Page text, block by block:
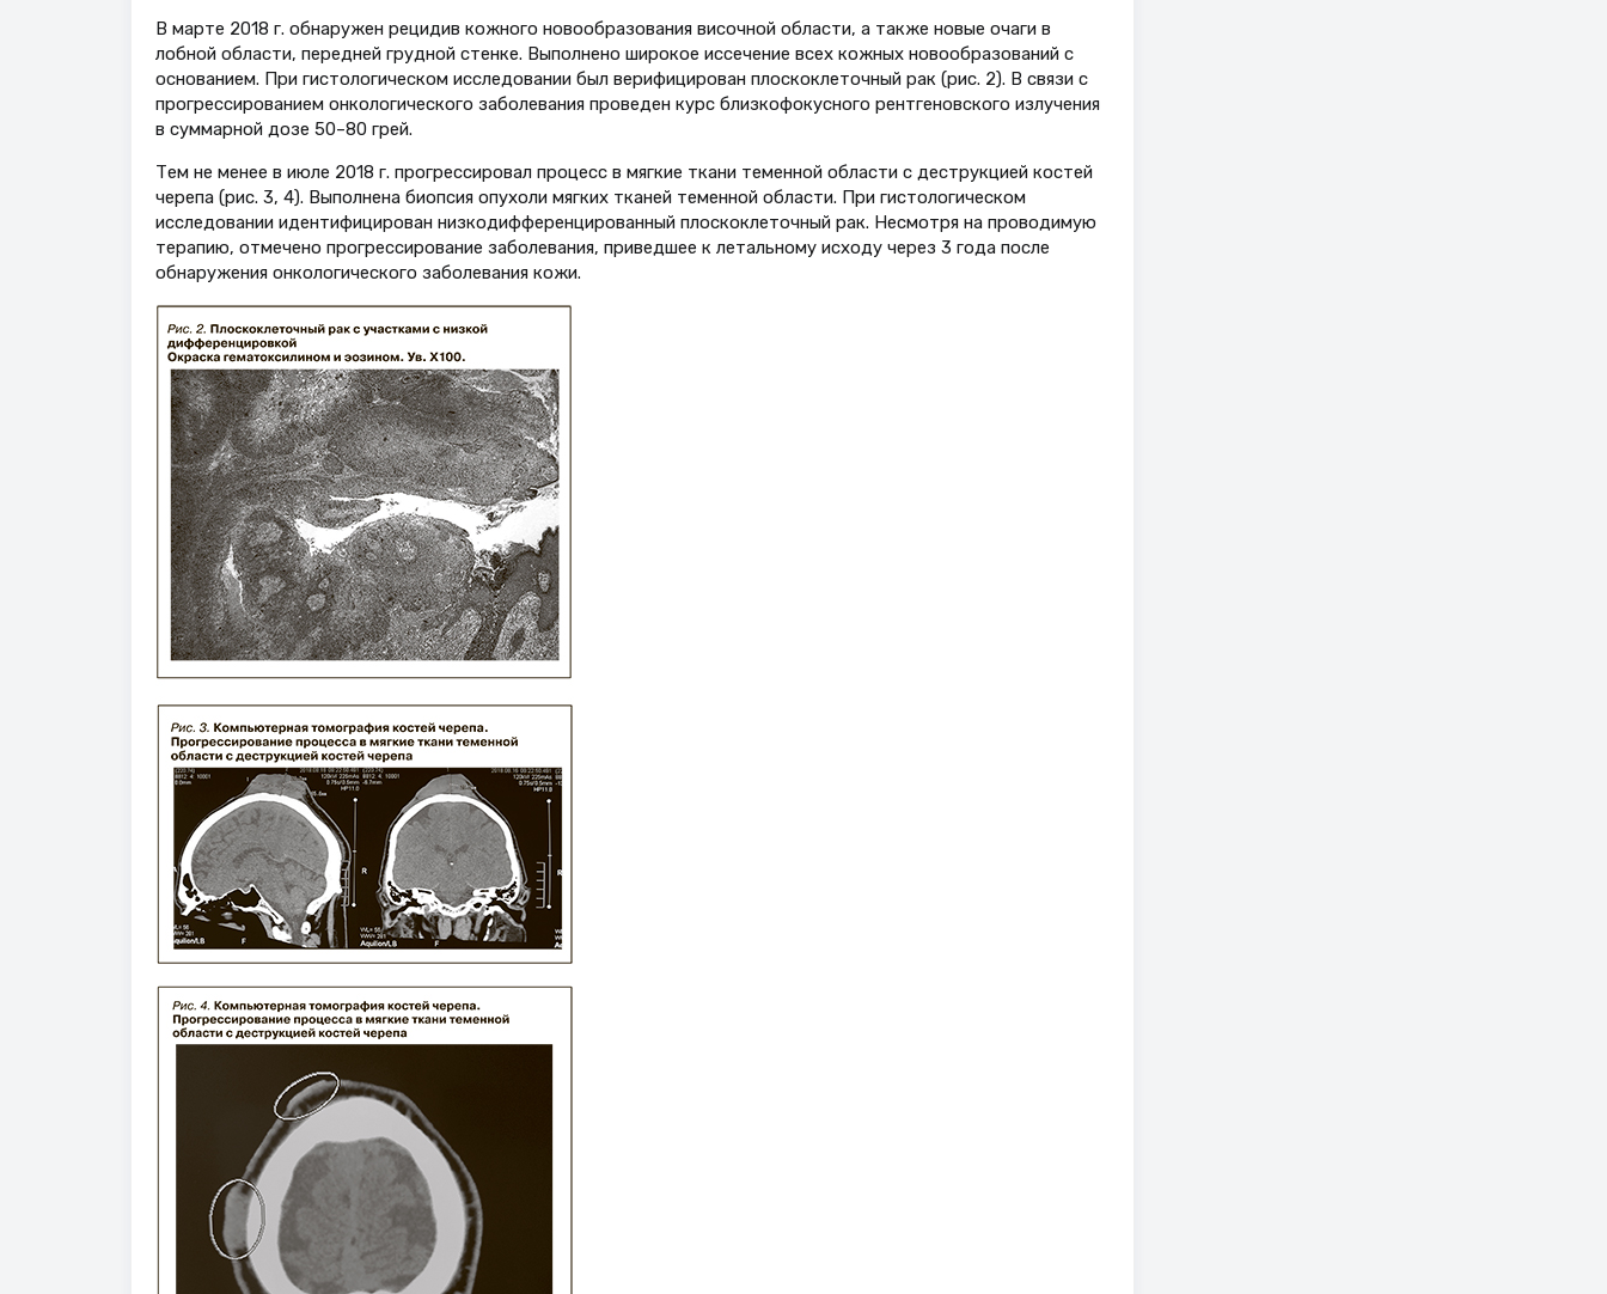
В марте 2018 г. обнаружен рецидив кожного новообразования височной области, а также новые очаги в
лобной области, передней грудной стенке. Выполнено широкое иссечение всех кожных новообразований с
основанием. При гистологическом исследовании был верифицирован плоскоклеточный рак (рис. 2). В связи с
прогрессированием онкологического заболевания проведен курс близкофокусного рентгеновского излучения
в суммарной дозе 50–80 грей.
Тем не менее в июле 2018 г. прогрессировал процесс в мягкие ткани теменной области с деструкцией костей
черепа (рис. 3, 4). Выполнена биопсия опухоли мягких тканей теменной области. При гистологическом
исследовании идентифицирован низкодифференцированный плоскоклеточный рак. Несмотря на проводимую
терапию, отмечено прогрессирование заболевания, приведшее к летальному исходу через 3 года после
обнаружения онкологического заболевания кожи.